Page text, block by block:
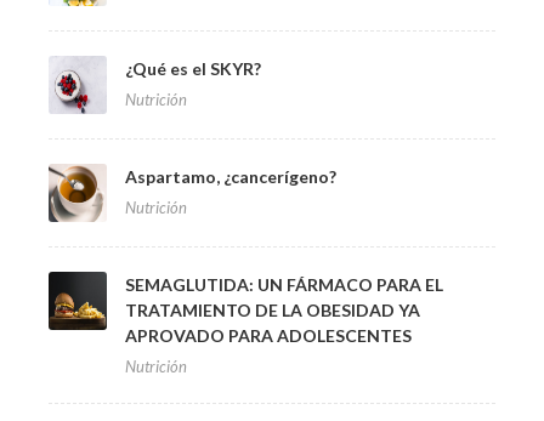
¿Qué es el SKYR?
Nutrición
Aspartamo, ¿cancerígeno?
Nutrición
SEMAGLUTIDA: UN FÁRMACO PARA EL
TRATAMIENTO DE LA OBESIDAD YA
APROVADO PARA ADOLESCENTES
Nutrición